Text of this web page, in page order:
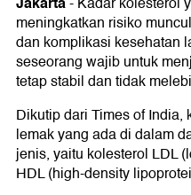
meningkatkan risiko
dan komplikasi kesehatan
seseorang wajib untuk
tetap stabil dan tidak
Dikutip dari Times of
lemak yang ada di dalam
jenis, yaitu kolesterol LDL
HDL (high-density